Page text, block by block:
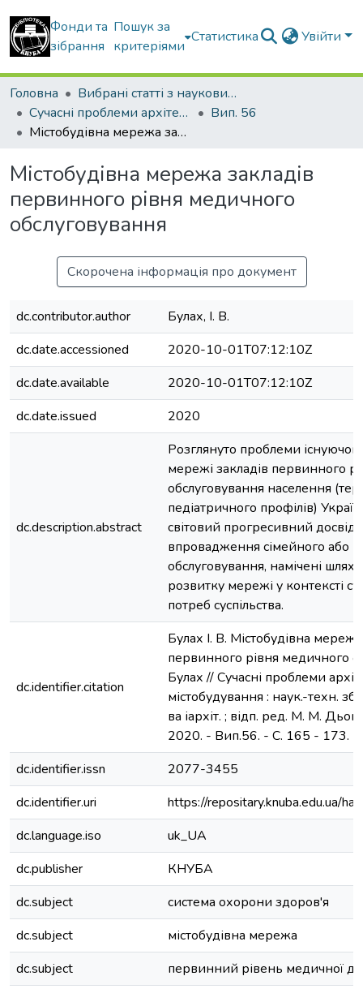
Фонди та
зібрання
Пошук за
критеріями
Статистика Увійти
Головна
Вибрані статті з наукових збірників КНУБА
Сучасні проблеми архітектури та містобудування
Вип. 56
Містобудівна мережа закладів первинного рівня медичного обслуговування
Містобудівна мережа закладів
первинного рівня медичного
обслуговування
Скорочена інформація про документ
dc.contributor.author
Булах, І. В.
dc.date.accessioned
2020-10-01T07:12:10Z
dc.date.available
2020-10-01T07:12:10Z
dc.date.issued
2020
dc.description.abstract
Розглянуто проблеми
мережі закладів первинного
обслуговування населення
педіатричного профілів)
світовий прогресивний досвід
впровадження сімейного або
обслуговування, намічені
розвитку мережі у контексті
потреб суспільства.
dc.identifier.citation
Булах І. В. Містобудівна
первинного рівня медичного
Булах // Сучасні проблеми
містобудування : наук.-техн.
ва іархіт. ; відп. ред. М. М.
2020. - Вип.56. - С. 165 - 173. -
dc.identifier.issn
2077-3455
dc.identifier.uri
https://repositary.knuba.edu.ua/
dc.language.iso
uk_UA
dc.publisher
КНУБА
dc.subject
система охорони здоров'я
dc.subject
містобудівна мережа
dc.subject
первинний рівень медичної